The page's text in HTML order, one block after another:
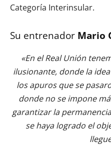
Categoría Interinsular.
Su entrenador Mario
«En el Real Unión
ilusionante, donde la
los apuros que se
donde no se impone
garantizar la
se haya logrado el